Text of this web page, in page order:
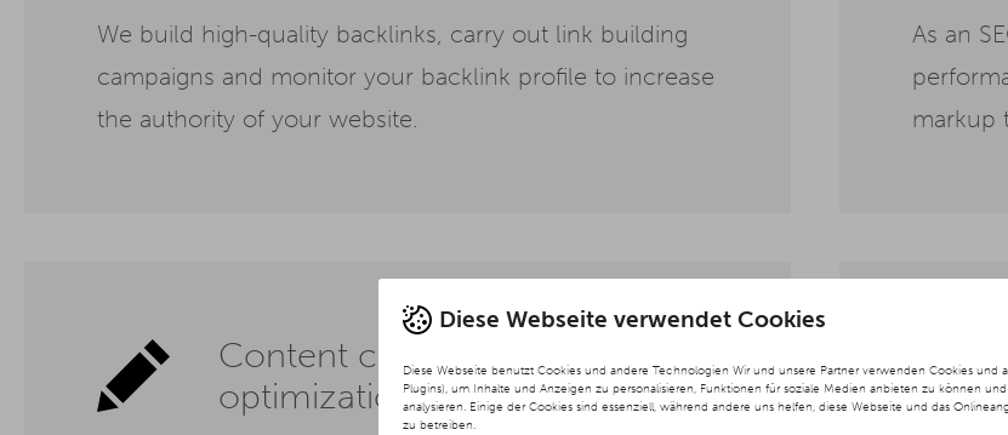
Diese Webseite verwendet Cookies
Diese Webseite benutzt Cookies und andere Technologien Wir und unsere Partner verwenden Cookies und
Plugins), um Inhalte und Anzeigen zu personalisieren, Funktionen für soziale Medien anbieten zu können
analysieren. Einige der Cookies sind essenziell, während andere uns helfen, diese Webseite und das
zu betreiben.
We build high-quality backlinks, carry out link building
campaigns and monitor your backlink profile to increase
the authority of your website.
As an
markup
Content creation and
optimization